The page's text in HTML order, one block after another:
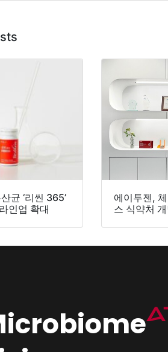
균 ‘리씬 365’
인업 확대
에이투젠,
스 식약처